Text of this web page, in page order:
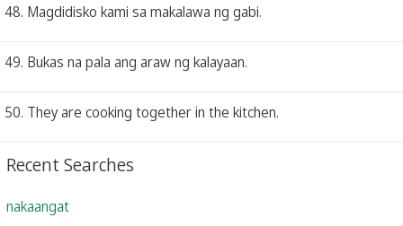
48. Magdidisko kami sa makalawa ng gabi.
49. Bukas na pala ang araw ng kalayaan.
50. They are cooking together in the kitchen.
Recent Searches
nakaangat